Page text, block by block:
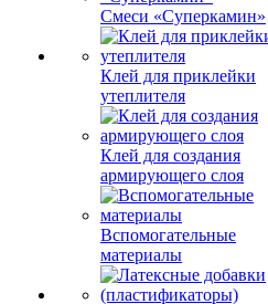
Смеси «Суперкамин»
Клей для приклейки
утеплителя
Клей для создания
армирующего слоя
Вспомогательные
материалы